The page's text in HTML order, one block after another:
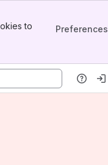
to
Preferences